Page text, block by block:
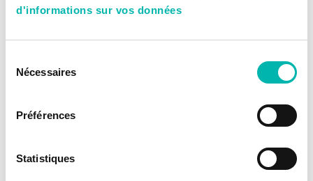
d'informations sur vos données
Nécessaires
Préférences
Statistiques